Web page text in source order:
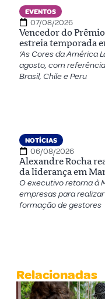
EVENTOS
07/08/2026
Vencedor do
estreia temporada
‘As Cores da América
agosto, com
Brasil, Chile e Peru
NOTÍCIAS
06/08/2026
Alexandre Rocha
da liderança em
O executivo retorna à
empresas para
formação de gestores
Relacionadas